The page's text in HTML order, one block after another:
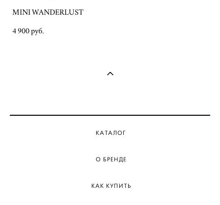
MINI WANDERLUST
4 900 pуб.
КАТАЛОГ
О БРЕНДЕ
КАК КУПИТЬ